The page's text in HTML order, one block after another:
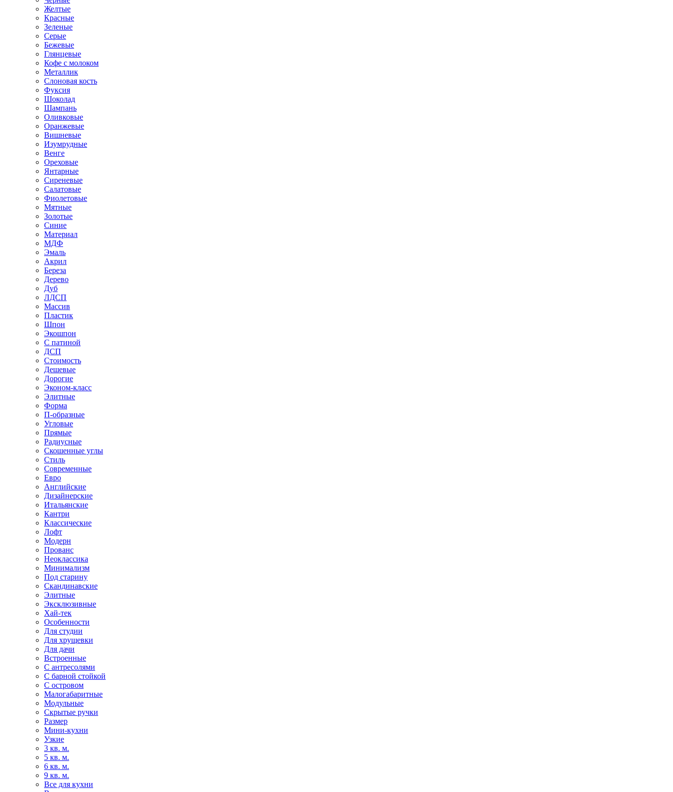
Желтые
Красные
Зеленые
Серые
Бежевые
Глянцевые
Кофе с молоком
Металлик
Слоновая кость
Фуксия
Шоколад
Шампань
Оливковые
Оранжевые
Вишневые
Изумрудные
Венге
Ореховые
Янтарные
Сиреневые
Салатовые
Фиолетовые
Мятные
Золотые
Синие
Материал
МДФ
Эмаль
Акрил
Береза
Дерево
Дуб
ЛДСП
Массив
Пластик
Шпон
Экошпон
С патиной
ДСП
Стоимость
Дешевые
Дорогие
Эконом-класс
Элитные
Форма
П-образные
Угловые
Прямые
Радиусные
Скошенные углы
Стиль
Современные
Евро
Английские
Дизайнерские
Итальянские
Кантри
Классические
Лофт
Модерн
Прованс
Неоклассика
Минимализм
Под старину
Скандинавские
Элитные
Эксклюзивные
Хай-тек
Особенности
Для студии
Для хрущевки
Для дачи
Встроенные
С антресолями
С барной стойкой
С островом
Малогабаритные
Модульные
Скрытые ручки
Размер
Мини-кухни
Узкие
3 кв. м.
5 кв. м.
6 кв. м.
9 кв. м.
Все для кухни